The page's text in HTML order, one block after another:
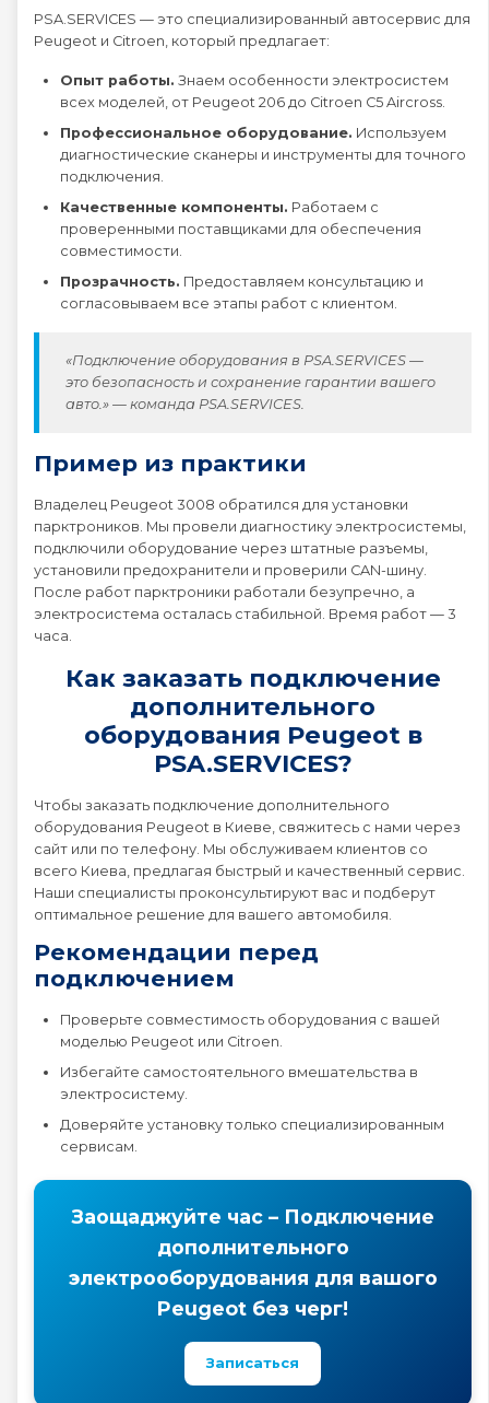
PSA.SERVICES — это специализированный автосервис для
Peugeot и Citroen, который предлагает:
Опыт работы. Знаем особенности электросистем
всех моделей, от Peugeot 206 до Citroen C5 Aircross.
Профессиональное оборудование. Используем
диагностические сканеры и инструменты для точного
подключения.
Качественные компоненты. Работаем с
проверенными поставщиками для обеспечения
совместимости.
Прозрачность. Предоставляем консультацию и
согласовываем все этапы работ с клиентом.
«Подключение оборудования в PSA.SERVICES —
это безопасность и сохранение гарантии вашего
авто.» — команда PSA.SERVICES.
Пример из практики
Владелец Peugeot 3008 обратился для установки
парктроников. Мы провели диагностику электросистемы,
подключили оборудование через штатные разъемы,
установили предохранители и проверили CAN-шину.
После работ парктроники работали безупречно, а
электросистема осталась стабильной. Время работ — 3
часа.
Как заказать подключение
дополнительного
оборудования Peugeot в
PSA.SERVICES?
Чтобы заказать подключение дополнительного
оборудования Peugeot в Киеве, свяжитесь с нами через
сайт или по телефону. Мы обслуживаем клиентов со
всего Киева, предлагая быстрый и качественный сервис.
Наши специалисты проконсультируют вас и подберут
оптимальное решение для вашего автомобиля.
Рекомендации перед
подключением
Проверьте совместимость оборудования с вашей
моделью Peugeot или Citroen.
Избегайте самостоятельного вмешательства в
электросистему.
Доверяйте установку только специализированным
сервисам.
Заощаджуйте час – Подключение
дополнительного
электрооборудования для вашого
Peugeot без черг!
Записаться